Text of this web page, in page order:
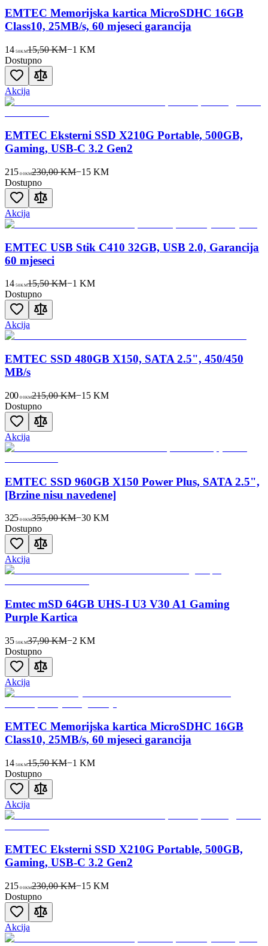
EMTEC Memorijska kartica MicroSDHC 16GB
Class10, 25MB/s, 60 mjeseci garancija
14 50KM15,50 KM−1 KM
Dostupno
Akcija
EMTEC Eksterni SSD X210G Portable, 500GB,
Gaming, USB-C 3.2 Gen2
215 00KM230,00 KM−15 KM
Dostupno
Akcija
EMTEC USB Stik C410 32GB, USB 2.0, Garancija
60 mjeseci
14 50KM15,50 KM−1 KM
Dostupno
Akcija
EMTEC SSD 480GB X150, SATA 2.5", 450/450
MB/s
200 00KM215,00 KM−15 KM
Dostupno
Akcija
EMTEC SSD 960GB X150 Power Plus, SATA 2.5",
[Brzine nisu navedene]
325 00KM355,00 KM−30 KM
Dostupno
Akcija
Emtec mSD 64GB UHS-I U3 V30 A1 Gaming
Purple Kartica
35 50KM37,90 KM−2 KM
Dostupno
Akcija
EMTEC Memorijska kartica MicroSDHC 16GB
Class10, 25MB/s, 60 mjeseci garancija
14 50KM15,50 KM−1 KM
Dostupno
Akcija
EMTEC Eksterni SSD X210G Portable, 500GB,
Gaming, USB-C 3.2 Gen2
215 00KM230,00 KM−15 KM
Dostupno
Akcija